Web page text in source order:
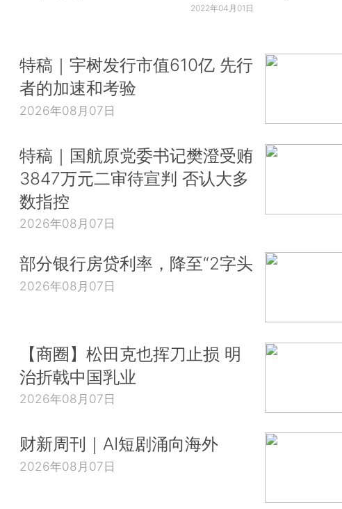
2022年04月01日
特稿｜宇树发行市值610亿 先行
者的加速和考验
2026年08月07日
特稿｜国航原党委书记樊澄受贿
3847万元二审待宣判 否认大多
数指控
2026年08月07日
部分银行房贷利率，降至“2字头
2026年08月07日
【商圈】松田克也挥刀止损 明
治折戟中国乳业
2026年08月07日
财新周刊｜AI短剧涌向海外
2026年08月07日